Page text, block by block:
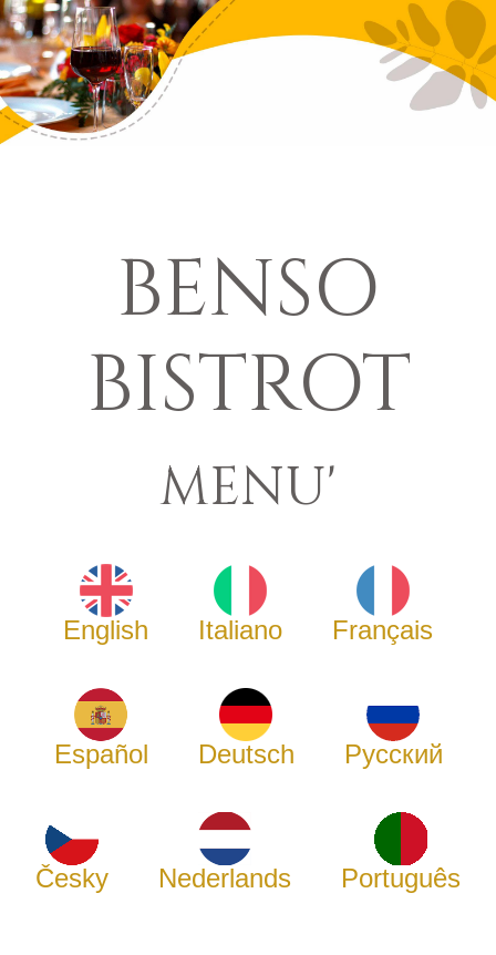
BENSO
BISTROT
MENU'
English Italiano Français
Español Deutsch Русский
Česky Nederlands Português